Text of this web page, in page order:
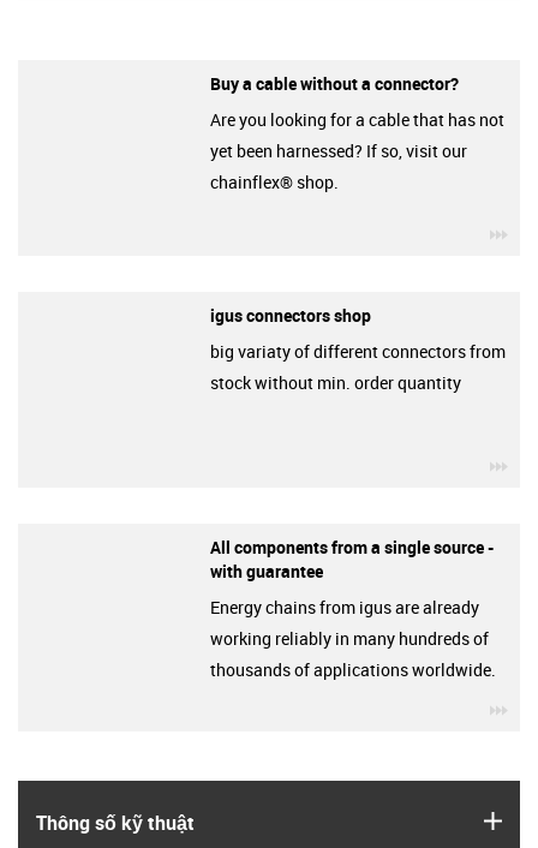
Thông số kỹ thuật
Buy a cable without a connector?
Are you looking for a cable that has not
yet been harnessed? If so, visit our
chainflex® shop.
igus connectors shop
big variaty of different connectors from
stock without min. order quantity
All components from a single source -
with guarantee
Energy chains from igus are already
working reliably in many hundreds of
thousands of applications worldwide.